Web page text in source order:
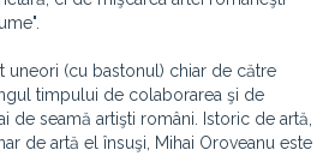
uneori (cu bastonul) chiar de către
timpului de colaborarea şi de
de seamă artişti români. Istoric de artă,
de artă el însuşi, Mihai Oroveanu este